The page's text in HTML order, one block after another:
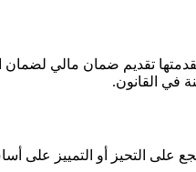
تقديم ضمان مالي لضمان
في القانون.
التحيز أو التمييز على